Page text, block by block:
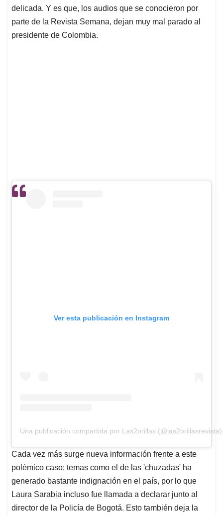
delicada. Y es que, los audios que se conocieron por
parte de la Revista Semana, dejan muy mal parado al
presidente de Colombia.
Ver esta publicación en Instagram
Una publicación compartida por Las2orillas (@las2orillasrevista)
Cada vez más surge nueva información frente a este
polémico caso; temas como el de las 'chuzadas' ha
generado bastante indignación en el país, por lo que
Laura Sarabia incluso fue llamada a declarar junto al
director de la Policía de Bogotá. Esto también deja la